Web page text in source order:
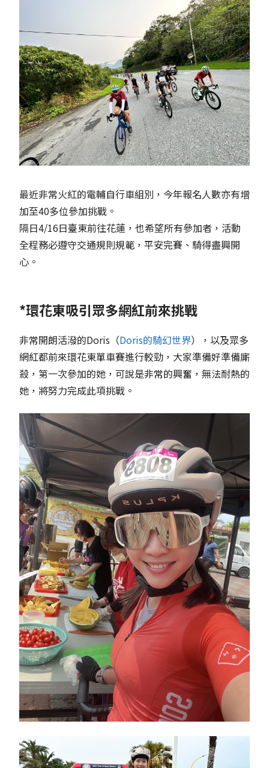
最近非常火紅的電輔自行車組別，今年報名人數亦有增
加至40多位參加挑戰。
隔日4/16日臺東前往花蓮，也希望所有參加者，活動
全程務必遵守交通規則規範，平安完賽、騎得盡興開
心。
*環花東吸引眾多網紅前來挑戰
非常開朗活潑的Doris（Doris的騎幻世界），以及眾多
網紅都前來環花東單車賽進行較勁，大家準備好準備廝
殺，第一次參加的她，可說是非常的興奮，無法耐熱的
她，將努力完成此項挑戰。